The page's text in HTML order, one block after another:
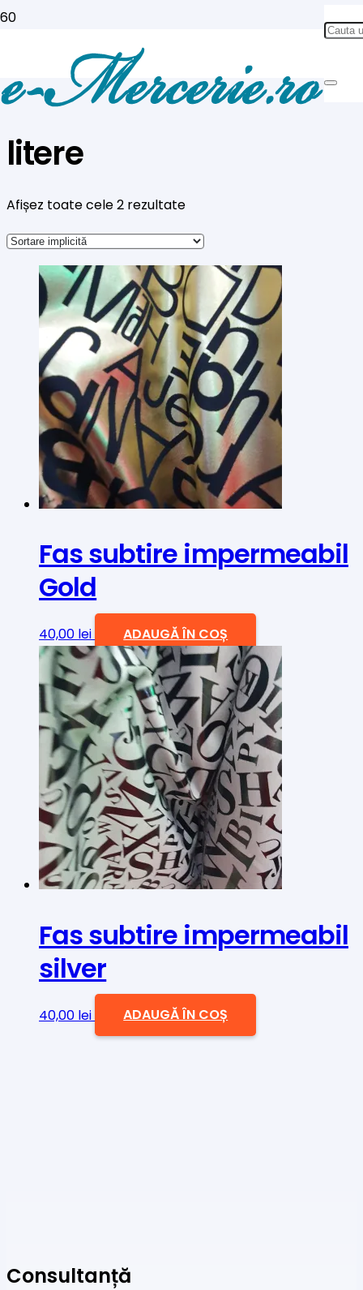
litere
Afișez toate cele 2 rezultate
Fas subtire impermeabil
Gold
40,00 lei ADAUGĂ ÎN COȘ
Fas subtire impermeabil
silver
40,00 lei ADAUGĂ ÎN COȘ
Consultanță